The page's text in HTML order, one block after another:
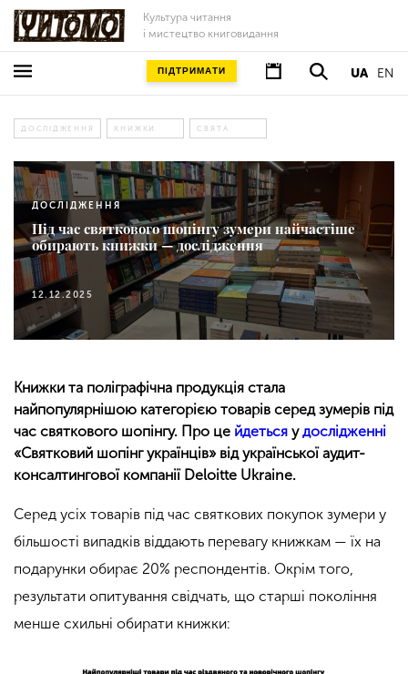
Культура читання
і мистецтво книговидання
UA EN
ПІДТРИМАТИ
ДОСЛІДЖЕННЯ КНИЖКИ СВЯТА
ДОСЛІДЖЕННЯ
Під час святкового шопінгу зумери найчастіше
обирають книжки — дослідження
12.12.2025
Книжки та поліграфічна продукція стала
найпопулярнішою категорією товарів серед зумерів під
час святкового шопінгу. Про це йдеться удослідженні
«Святковий шопінг українців» від української аудит-
консалтингової компанії Deloitte Ukraine.
Серед усіх товарів під час святкових покупок зумери у
більшості випадків віддають перевагу книжкам — їх на
подарунки обирає 20% респондентів. Окрім того,
результати опитування свідчать, що старші покоління
менше схильні обирати книжки: